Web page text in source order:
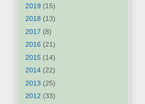
2019 (15)
2018 (13)
2017 (8)
2016 (21)
2015 (14)
2014 (22)
2013 (25)
2012 (33)